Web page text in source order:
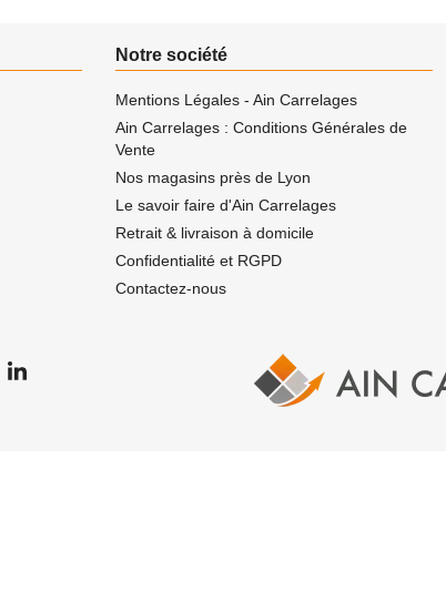
Notre société
Mentions Légales - Ain Carrelages
Ain Carrelages : Conditions Générales de
Vente
Nos magasins près de Lyon
Le savoir faire d'Ain Carrelages
Retrait & livraison à domicile
Confidentialité et RGPD
Contactez-nous